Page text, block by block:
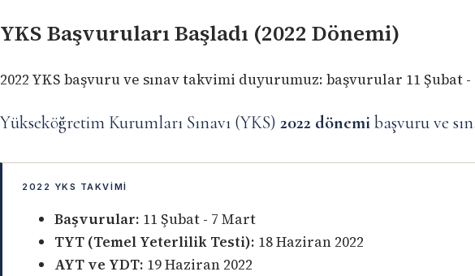
YKS Başvuruları Başladı (2022 Dönemi)
2022 YKS başvuru ve sınav takvimi duyurumuz: başvurular 11 Şubat
Yükseköğretim Kurumları Sınavı (YKS) 2022 dönemibaşvuru ve
2022 YKS TAKVIMI
Başvurular: 11 Şubat - 7 Mart
TYT (Temel Yeterlilik Testi): 18 Haziran 2022
AYT ve YDT: 19 Haziran 2022